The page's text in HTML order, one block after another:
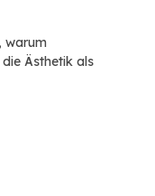
warum
Ästhetik als